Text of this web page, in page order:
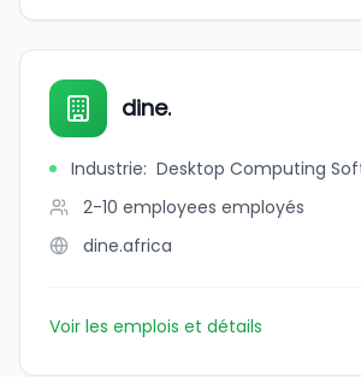
dine.
Industrie: Desktop Computing
2-10 employees employés
dine.africa
Voir les emplois et détails